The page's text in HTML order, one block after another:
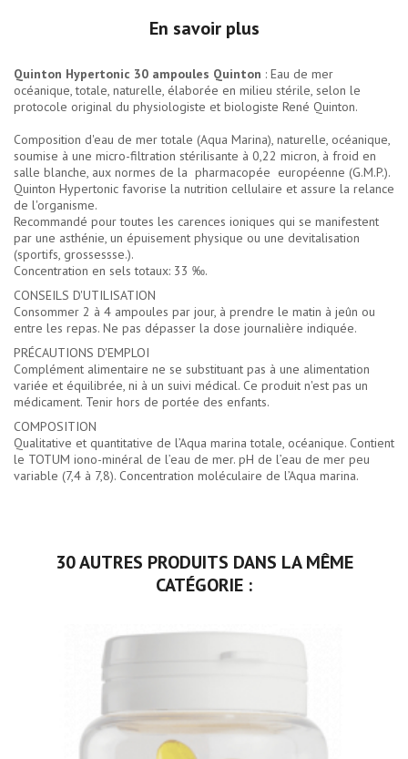
En savoir plus
Quinton Hypertonic 30 ampoules Quinton : Eau de mer
océanique, totale, naturelle, élaborée en milieu stérile, selon le
protocole original du physiologiste et biologiste René Quinton.
Composition d'eau de mer totale (Aqua Marina), naturelle, océanique,
soumise à une micro-filtration stérilisante à 0,22 micron, à froid en
salle blanche, aux normes de la pharmacopée européenne (G.M.P.).
Quinton Hypertonic favorise la nutrition cellulaire et assure la relance
de l'organisme.
Recommandé pour toutes les carences ioniques qui se manifestent
par une asthénie, un épuisement physique ou une devitalisation
(sportifs, grossessse.).
Concentration en sels totaux: 33 ‰.
CONSEILS D'UTILISATION
Consommer 2 à 4 ampoules par jour, à prendre le matin à jeûn ou
entre les repas. Ne pas dépasser la dose journalière indiquée.
PRÉCAUTIONS D'EMPLOI
Complément alimentaire ne se substituant pas à une alimentation
variée et équilibrée, ni à un suivi médical. Ce produit n'est pas un
médicament. Tenir hors de portée des enfants.
COMPOSITION
Qualitative et quantitative de l’Aqua marina totale, océanique. Contient
le TOTUM iono-minéral de l’eau de mer. pH de l’eau de mer peu
variable (7,4 à 7,8). Concentration moléculaire de l’Aqua marina.
30 AUTRES PRODUITS DANS LA MÊME
CATÉGORIE :